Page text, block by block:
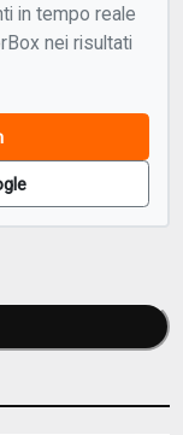
in tempo reale
nei risultati